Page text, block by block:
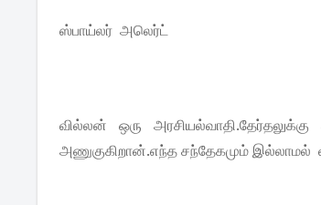
ஸ்பாய்லர் அலெர்ட்
வில்லன் ஒரு
அணுகுகிறான்.எந்த சந்தேகமும் இல்லாமல்